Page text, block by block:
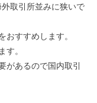
取引所並みに狭いで
おすすめします。
す。
があるので国内取引